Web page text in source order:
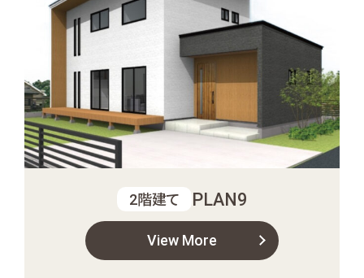
2階建て PLAN9
View More